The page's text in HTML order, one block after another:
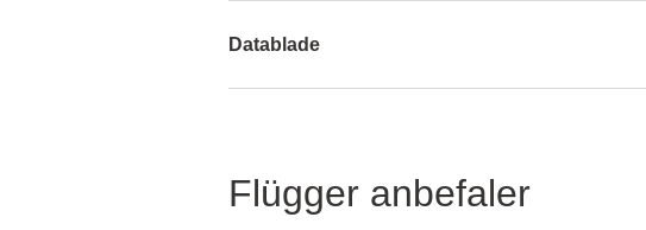
Datablade
Flügger anbefaler